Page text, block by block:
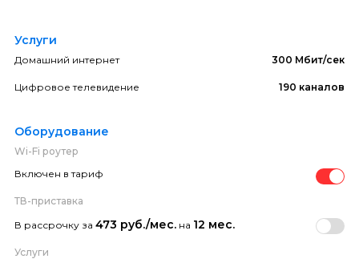
Услуги
Домашний интернет 300 Мбит/сек
Цифровое телевидение 190 каналов
Оборудование
Wi-Fi роутер
Включен в тариф
ТВ-приставка
В рассрочку за 473 руб./мес. на 12 мес.
Услуги